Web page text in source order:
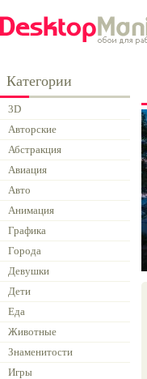
Категории
3D
Авторские
Абстракция
Авиация
Авто
Анимация
Графика
Города
Девушки
Дети
Еда
Животные
Знаменитости
Игры